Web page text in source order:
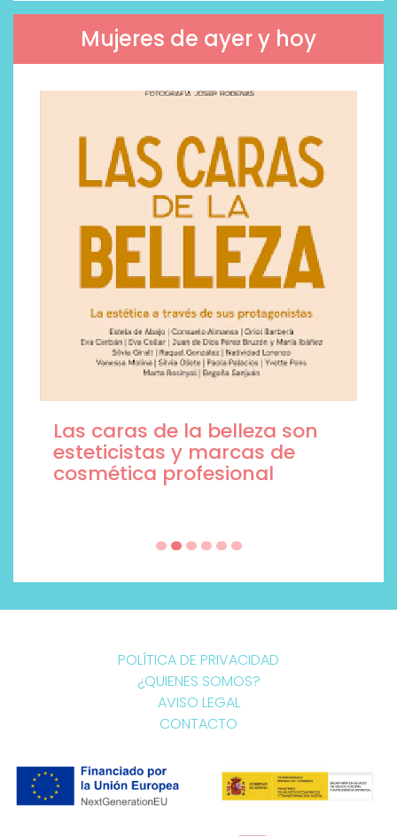
Mujeres de ayer y hoy
Las caras de la belleza son
esteticistas y marcas de
cosmética profesional
POLÍTICA DE PRIVACIDAD
¿QUIENES SOMOS?
AVISO LEGAL
CONTACTO